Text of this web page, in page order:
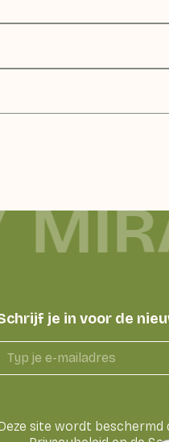
je in voor de
site wordt beschermd